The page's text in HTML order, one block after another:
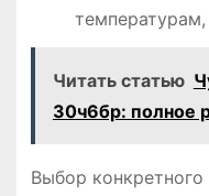
Читать статью
30ч6бр: полное
Выбор